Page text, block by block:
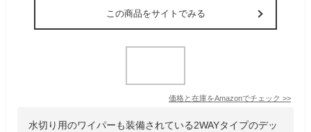
この商品をサイトでみる
価格と在庫をAmazonでチェック >>
水切り用のワイパーも装備されている2WAYタイプのデッ